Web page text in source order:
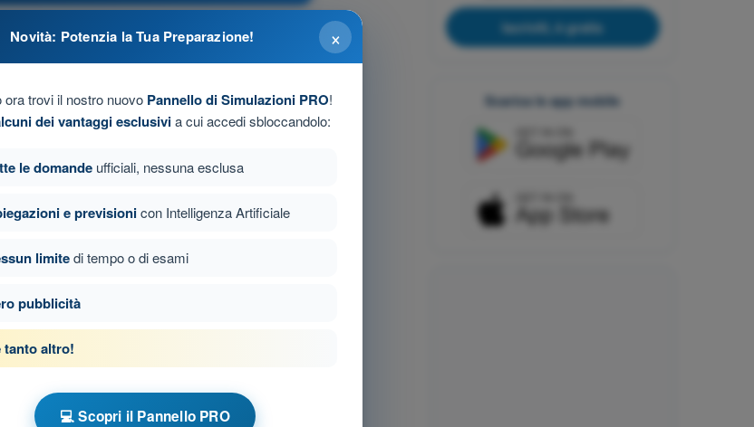
- Pilota di Mongolfiera
Iscriviti, è gratis
Scarica le app mobile
×
Novità: Potenzia la Tua Preparazione!
ora trovi il nostro nuovo Pannello di Simulazioni PRO!
dei vantaggi esclusivia cui accedi sbloccandolo:
le domande ufficiali, nessuna esclusa
e previsionicon Intelligenza Artificiale
limitedi tempo o di esami
pubblicità
tanto altro!
💻 Scopri il Pannello PRO